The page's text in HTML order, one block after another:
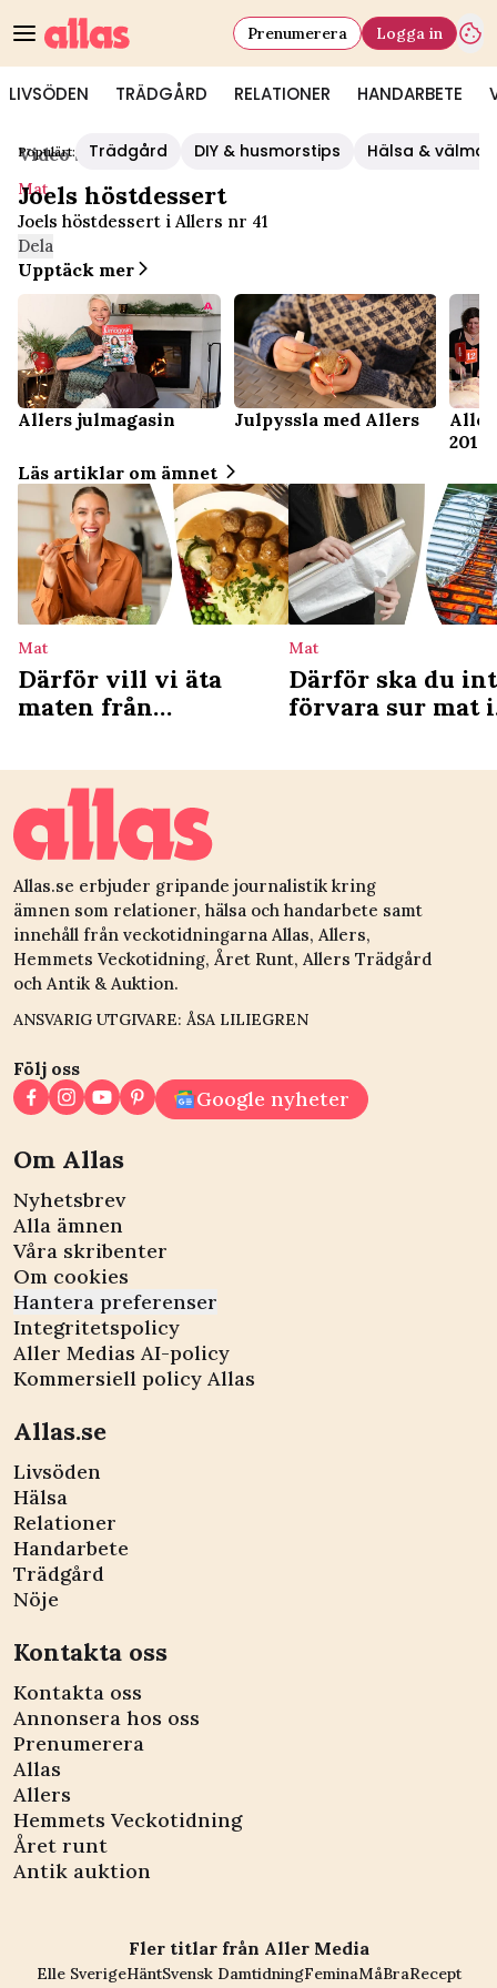
LIVSÖDEN TRÄDGÅRD RELATIONER HANDARBETE
Prenumerera Logga in
Populärt: Trädgård DIY & husmorstips Hälsa &
Video Start/Mat
Mat
Joels höstdessert
Joels höstdessert i Allers nr 41
Dela
Upptäck mer
Allers julmagasin Julpyssla med Allers
2016
Läs artiklar om ämnet
Mat
Därför vill vi äta
maten från
studie förklarar
Mat
Därför ska du
förvara sur mat i
Allas.se erbjuder gripande journalistik kring
ämnen som relationer, hälsa och handarbete samt
innehåll från veckotidningarna Allas, Allers,
Hemmets Veckotidning, Året Runt, Allers Trädgård
och Antik & Auktion.
ANSVARIG UTGIVARE: ÅSA LILIEGREN
Följ oss
Google nyheter
Om Allas
Nyhetsbrev
Alla ämnen
Våra skribenter
Om cookies
Hantera preferenser
Integritetspolicy
Aller Medias AI-policy
Kommersiell policy Allas
Allas.se
Livsöden
Hälsa
Relationer
Handarbete
Trädgård
Nöje
Kontakta oss
Kontakta oss
Annonsera hos oss
Prenumerera
Allas
Allers
Hemmets Veckotidning
Året runt
Antik auktion
Fler titlar från Aller Media
Elle SverigeHäntSvensk DamtidningFeminaMåBraRecept